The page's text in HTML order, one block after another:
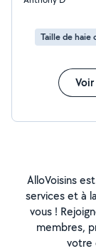
Taille de haie
AlloVoisins
services et à
vous !
membres,
votre